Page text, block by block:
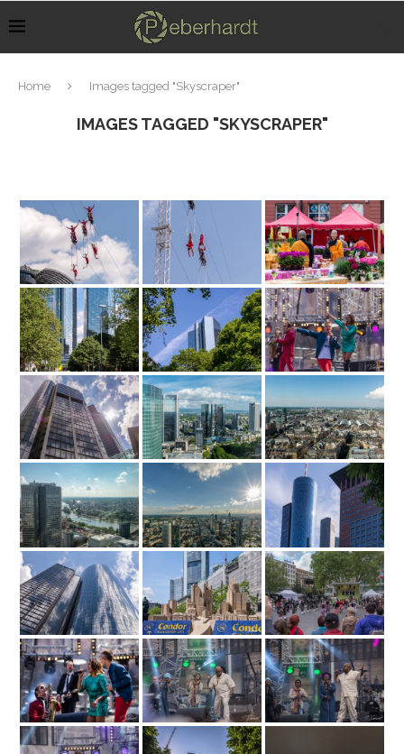
Home Images tagged "Skyscraper"
IMAGES TAGGED "SKYSCRAPER"